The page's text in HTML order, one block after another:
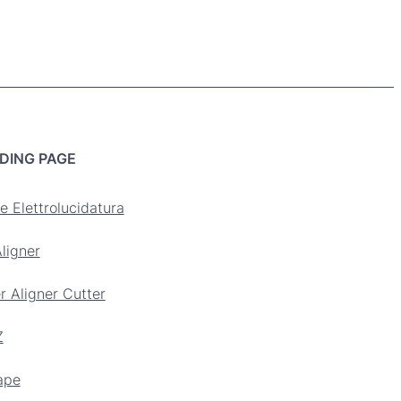
PAGE
Elettrolucidatura
Aligner Cutter